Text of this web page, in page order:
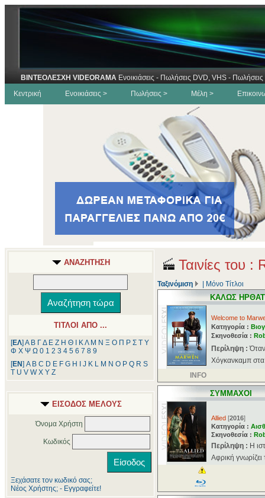
ΒΙΝΤΕΟΛΕΣΧΗ VIDEORAMA Ενοικιάσεις - Πωλήσεις DVD, VHS -
Κεντρική
Ενοικιάσεις > Πωλήσεις > Μέλη >
ΑΝΑΖΗΤΗΣΗ
ΤΙΤΛΟΙ ΑΠΟ ...
[ΕΛ] Α Β ΓΔ Ε Ζ Η Θ ΚΛ Μ Ν Ξ Ο Π Ρ Σ Τ Υ
Φ Χ Ψ Ω 0 1 2 3 4 5 6 7 8 9
[ΕΝ] A B C D E F G H J K L M N O P Q R S
T U V W X Y Z
ΕΙΣΟΔΟΣ ΜΕΛΟΥΣ
Όνομα Χρήστη
Κωδικός
Ξεχάσατε τον κωδικό σας;
Νέος Χρήστης; - Εγγραφείτε!
Ταινίες του
Ταξινόμιση Μόνο Τίτλοι
ΚΑΛΩΣ
Welcome to
Κατηγορία :
Σκηνοθεσία :
Περίληψη :
Χόγκανκαμπ στα
INFO
ΣΥΜΜΑΧΟΙ
Allied [2016]
Κατηγορία :
Σκηνοθεσία :
Περίληψη : Η
Αφρική